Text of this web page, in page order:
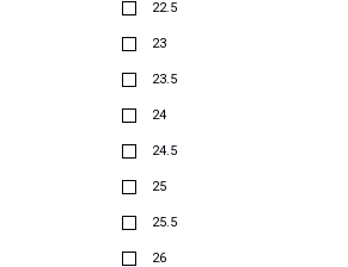
22.5
23
23.5
24
24.5
25
25.5
26